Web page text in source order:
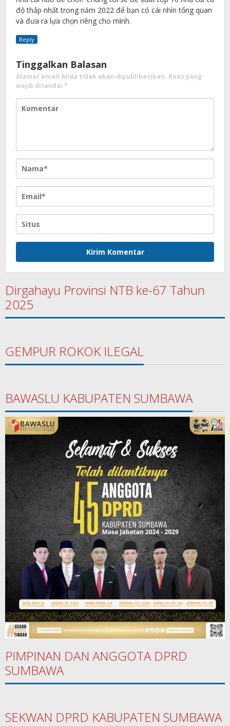
độ thấp nhất trong năm 2022 để bạn có cái nhìn tổng quan
và đưa ra lựa chọn riêng cho mình.
Reply
Tinggalkan Balasan
Alamat email Anda tidak akan dipublikasikan. Ruas yang
wajib ditandai *
Dirgahayu Provinsi NTB ke-67 Tahun
2025
GEMPUR ROKOK ILEGAL
BAWASLU KABUPATEN SUMBAWA
PIMPINAN DAN ANGGOTA DPRD
SUMBAWA
SEKWAN DPRD KABUPATEN SUMBAWA